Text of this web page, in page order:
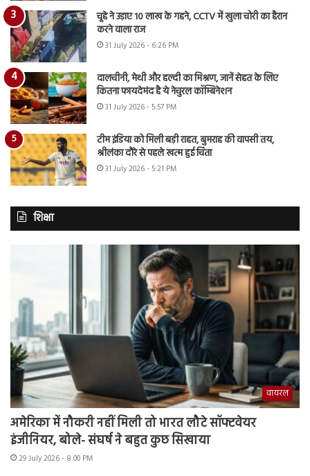
चूहे ने उड़ाए 10 लाख के गहने, CCTV में खुला चोरी का हैरान
करने वाला राज
31 July 2026 - 6:26 PM
दालचीनी, मेथी और हल्दी का मिश्रण, जानें सेहत के लिए
कितना फायदेमंद है ये नेचुरल कॉम्बिनेशन
31 July 2026 - 5:57 PM
टीम इंडिया को मिली बड़ी राहत, बुमराह की वापसी तय,
श्रीलंका दौरे से पहले खत्म हुई चिंता
31 July 2026 - 5:21 PM
शिक्षा
वायरल
अमेरिका में नौकरी नहीं मिली तो भारत लौटे सॉफ्टवेयर
इंजीनियर, बोले- संघर्ष ने बहुत कुछ सिखाया
29 July 2026 - 8:00 PM